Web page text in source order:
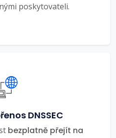
poskytovateli.
DNSSEC
bezplatně přejít na